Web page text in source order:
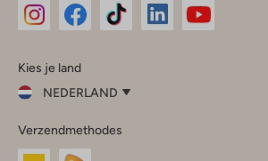
InstagramFacebook
Kies je land
NEDERLAND
je
land
Verzendmethodes